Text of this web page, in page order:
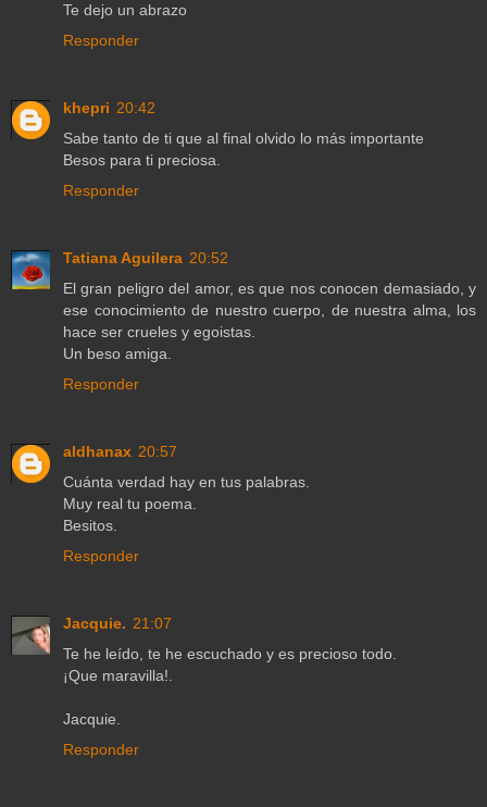
Te dejo un abrazo
Responder
khepri 20:42
Sabe tanto de ti que al final olvido lo más importante
Besos para ti preciosa.
Responder
Tatiana Aguilera 20:52
El gran peligro del amor, es que nos conocen demasiado, y
ese conocimiento de nuestro cuerpo, de nuestra alma, los
hace ser crueles y egoistas.
Un beso amiga.
Responder
aldhanax 20:57
Cuánta verdad hay en tus palabras.
Muy real tu poema.
Besitos.
Responder
Jacquie. 21:07
Te he leído, te he escuchado y es precioso todo.
¡Que maravilla!.
Jacquie.
Responder